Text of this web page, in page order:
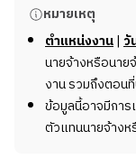
รายละเอียดงาน
เรากำลังมองหา
และเชื่อถือได้มา
สะอาด น้อง ๆ จ
ความเรียบร้อยใ
พาณิชย์ นี่คืองาน
หมายเหตุ
ตำแหน่งงาน| วั
นายจ้างหรือนาย
งาน รวมถึงตอน
ข้อมูลนี้อาจมีการ
ตัวแทนนายจ้างห